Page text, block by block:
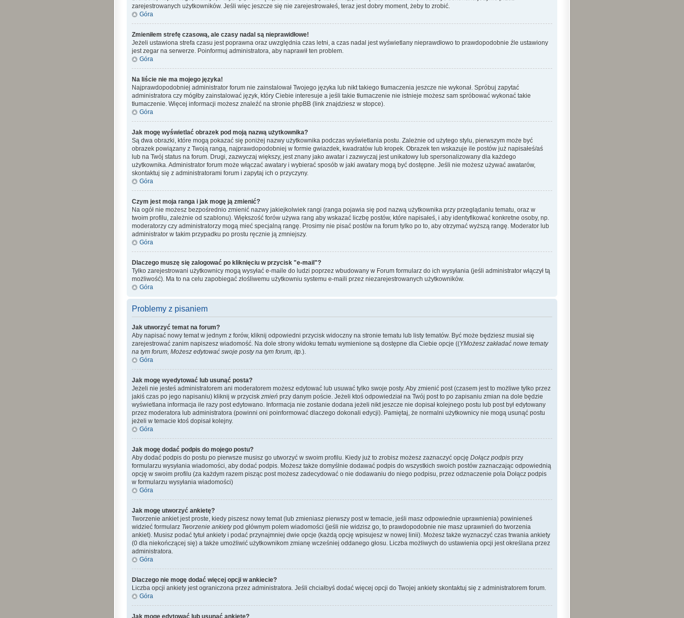
zarejestrowanych użytkowników. Jeśli więc jeszcze się nie zarejestrowałeś, teraz jest dobry moment, żeby to zrobić.
Góra
Zmieniłem strefę czasową, ale czasy nadal są nieprawidłowe!
Jeżeli ustawiona strefa czasu jest poprawna oraz uwzględnia czas letni, a czas nadal jest wyświetlany nieprawdłowo to prawdopodobnie źle ustawiony
jest zegar na serwerze. Poinformuj administratora, aby naprawił ten problem.
Góra
Na liście nie ma mojego języka!
Najprawdopodobniej administrator forum nie zainstalował Twojego języka lub nikt takiego tłumaczenia jeszcze nie wykonał. Spróbuj zapytać
administratora czy mógłby zainstalować język, który Ciebie interesuje a jeśli takie tłumaczenie nie istnieje możesz sam spróbować wykonać takie
tłumaczenie. Więcej informacji możesz znaleźć na stronie phpBB (link znajdziesz w stopce).
Góra
Jak mogę wyświetlać obrazek pod moją nazwą użytkownika?
Są dwa obrazki, które mogą pokazać się poniżej nazwy użytkownika podczas wyświetlania postu. Zależnie od użytego stylu, pierwszym może być
obrazek powiązany z Twoją rangą, najprawdopodobniej w formie gwiazdek, kwadratów lub kropek. Obrazek ten wskazuje ile postów już napisałeś/aś
lub na Twój status na forum. Drugi, zazwyczaj większy, jest znany jako awatar i zazwyczaj jest unikatowy lub spersonalizowany dla każdego
użytkownika. Administrator forum może włączać awatary i wybierać sposób w jaki awatary mogą być dostępne. Jeśli nie możesz używać awatarów,
skontaktuj się z administratorami forum i zapytaj ich o przyczyny.
Góra
Czym jest moja ranga i jak mogę ją zmienić?
Na ogół nie możesz bezpośrednio zmienić nazwy jakiejkolwiek rangi (ranga pojawia się pod nazwą użytkownika przy przeglądaniu tematu, oraz w
twoim profilu, zależnie od szablonu). Większość forów używa rang aby wskazać liczbę postów, które napisałeś, i aby identyfikować konkretne osoby, np.
moderatorzy czy administratorzy mogą mieć specjalną rangę. Prosimy nie pisać postów na forum tylko po to, aby otrzymać wyższą rangę. Moderator lub
administrator w takim przypadku po prostu ręcznie ją zmniejszy.
Góra
Dlaczego muszę się zalogować po kliknięciu w przycisk "e-mail"?
Tylko zarejestrowani użytkownicy mogą wysyłać e-maile do ludzi poprzez wbudowany w Forum formularz do ich wysyłania (jeśli administrator włączył tą
możliwość). Ma to na celu zapobiegać złośliwemu użytkowniu systemu e-maili przez niezarejestrowanych użytkowników.
Góra
Problemy z pisaniem
Jak utworzyć temat na forum?
Aby napisać nowy temat w jednym z forów, kliknij odpowiedni przycisk widoczny na stronie tematu lub listy tematów. Być może będziesz musiał się
zarejestrować zanim napiszesz wiadomość. Na dole strony widoku tematu wymienione są dostępne dla Ciebie opcje ((YMożesz zakładać nowe tematy
na tym forum, Możesz edytować swoje posty na tym forum, itp.).
Góra
Jak mogę wyedytować lub usunąć posta?
Jeżeli nie jesteś administratorem ani moderatorem możesz edytować lub usuwać tylko swoje posty. Aby zmienić post (czasem jest to możliwe tylko przez
jakiś czas po jego napisaniu) kliknij w przycisk zmień przy danym poście. Jeżeli ktoś odpowiedział na Twój post to po zapisaniu zmian na dole będzie
wyświetlana informacja ile razy post edytowano. Informacja nie zostanie dodana jeżeli nikt jeszcze nie dopisał kolejnego postu lub post był edytowany
przez moderatora lub administratora (powinni oni poinformować dlaczego dokonali edycji). Pamiętaj, że normalni użytkownicy nie mogą usunąć postu
jeżeli w temacie ktoś dopisał kolejny.
Góra
Jak mogę dodać podpis do mojego postu?
Aby dodać podpis do postu po pierwsze musisz go utworzyć w swoim profilu. Kiedy już to zrobisz możesz zaznaczyć opcję Dołącz podpis przy
formularzu wysyłania wiadomości, aby dodać podpis. Możesz także domyślnie dodawać podpis do wszystkich swoich postów zaznaczając odpowiednią
opcję w swoim profilu (za każdym razem pisząc post możesz zadecydować o nie dodawaniu do niego podpisu, przez odznaczenie pola Dołącz podpis
w formularzu wysyłania wiadomości)
Góra
Jak mogę utworzyć ankietę?
Tworzenie ankiet jest proste, kiedy piszesz nowy temat (lub zmieniasz pierwszy post w temacie, jeśli masz odpowiednie uprawnienia) powinieneś
widzieć formularz Tworzenie ankietypod głównym polem wiadomości (jeśli nie widzisz go, to prawdopodobnie nie masz uprawnień do tworzenia
ankiet). Musisz podać tytuł ankiety i podać przynajmniej dwie opcje (każdą opcję wpisujesz w nowej linii). Możesz także wyznaczyć czas trwania ankiety
(0 dla niekończącej się) a także umożliwić użytkownikom zmianę wcześniej oddanego głosu. Liczba możliwych do ustawienia opcji jest określana przez
administratora.
Góra
Dlaczego nie mogę dodać więcej opcji w ankiecie?
Liczba opcji ankiety jest ograniczona przez administratora. Jeśli chciałbyś dodać więcej opcji do Twojej ankiety skontaktuj się z administratorem forum.
Góra
Jak mogę edytować lub usunąć ankietę?